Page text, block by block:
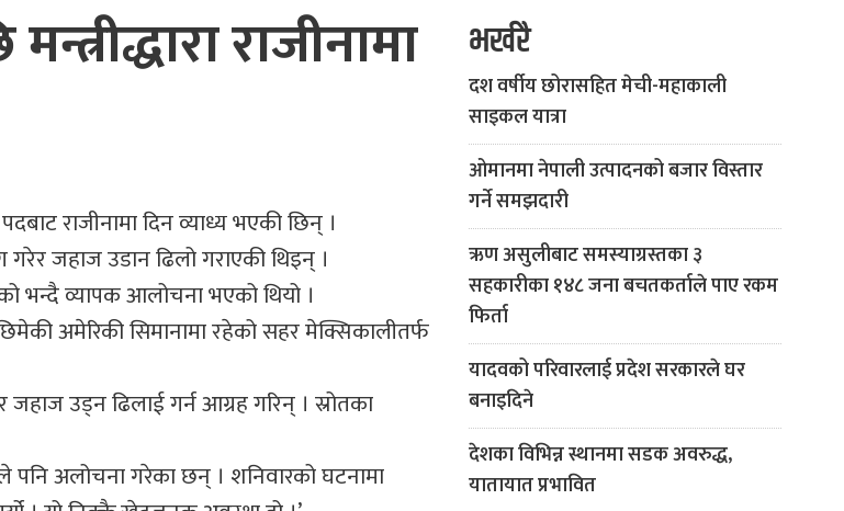
राजीनामा
राजीनामा दिन व्याध्य भएकी छिन् ।
जहाज उडान ढिलो गराएकी थिइन् ।
भन्दै व्यापक आलोचना भएको थियो ।
अमेरिकी सिमानामा रहेको सहर मेक्सिकालीतर्फ
उड्न ढिलाई गर्न आग्रह गरिन् । स्रोतका
पनि अलोचना गरेका छन् । शनिवारको घटनामा
भर्खरै
दश वर्षीय छोरासहित मेची-महाकाली
साइकल यात्रा
ओमानमा नेपाली उत्पादनको बजार विस्तार
गर्ने समझदारी
ऋण असुलीबाट समस्याग्रस्तका ३
सहकारीका १४८ जना बचतकर्ताले पाए रकम
फिर्ता
यादवको परिवारलाई प्रदेश सरकारले घर
बनाइदिने
देशका विभिन्न स्थानमा सडक अवरुद्ध,
यातायात प्रभावित